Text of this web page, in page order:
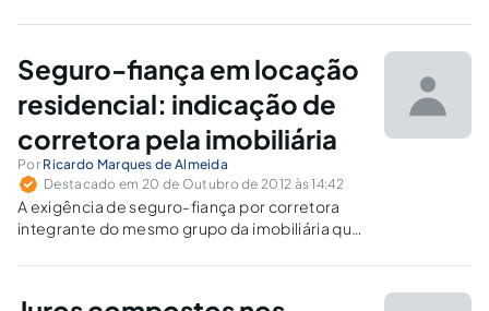
empreendimento, já que não foi o consumidor quem
Seguro-fiança em locação
residencial: indicação de
corretora pela imobiliária
Por Ricardo Marques de Almeida
Destacado em 20 de Outubro de 2012 às 14:42
A exigência de seguro-fiança por corretora
integrante do mesmo grupo da imobiliária que
prática abusiva porque implica venda casada,